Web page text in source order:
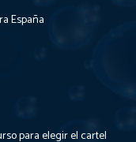
España
para elegir el cartel